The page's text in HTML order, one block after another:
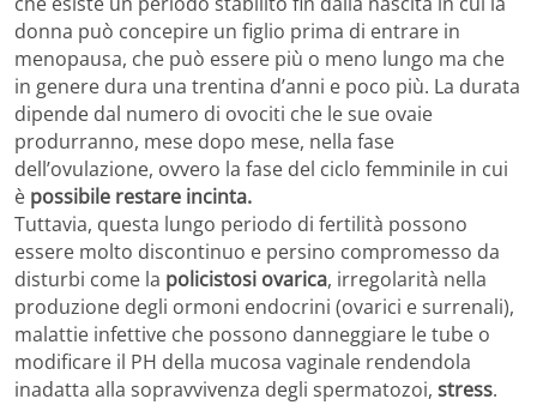
donna può concepire un figlio prima di entrare in
menopausa, che può essere più o meno lungo ma che
in genere dura una trentina d’anni e poco più. La durata
dipende dal numero di ovociti che le sue ovaie
produrranno, mese dopo mese, nella fase
dell’ovulazione, ovvero la fase del ciclo femminile in cui
è possibile restare incinta.
Tuttavia, questa lungo periodo di fertilità possono
essere molto discontinuo e persino compromesso da
disturbi come la policistosi ovarica, irregolarità nella
produzione degli ormoni endocrini (ovarici e surrenali),
malattie infettive che possono danneggiare le tube o
modificare il PH della mucosa vaginale rendendola
inadatta alla sopravvivenza degli spermatozoi, stress.